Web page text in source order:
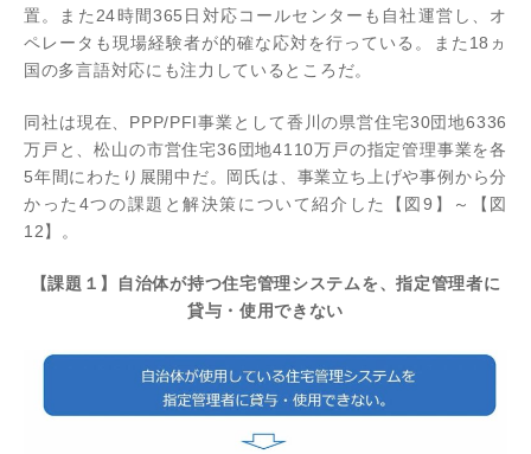
置。また24時間365日対応コールセンターも自社運営し、オ
ペレータも現場経験者が的確な応対を行っている。また18ヵ
国の多言語対応にも注力しているところだ。
同社は現在、PPP/PFI事業として香川の県営住宅30団地6336
万戸と、松山の市営住宅36団地4110万戸の指定管理事業を各
5年間にわたり展開中だ。岡氏は、事業立ち上げや事例から分
かった4つの課題と解決策について紹介した【図9】～【図
12】。
【課題１】自治体が持つ住宅管理システムを、指定管理者に
貸与・使用できない